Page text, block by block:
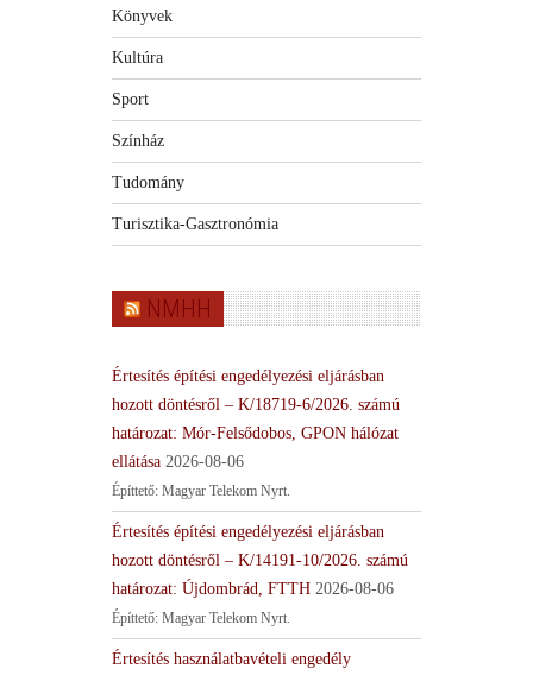
Könyvek
Kultúra
Sport
Színház
Tudomány
Turisztika-Gasztronómia
NMHH
Értesítés építési engedélyezési eljárásban
hozott döntésről – K/18719-6/2026. számú
határozat: Mór-Felsődobos, GPON hálózat
ellátása 2026-08-06
Építtető: Magyar Telekom Nyrt.
Értesítés építési engedélyezési eljárásban
hozott döntésről – K/14191-10/2026. számú
határozat: Újdombrád, FTTH 2026-08-06
Építtető: Magyar Telekom Nyrt.
Értesítés használatbavételi engedély